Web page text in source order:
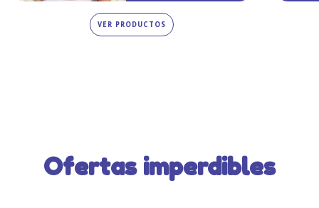
VER PRODUCTOS
Ofertas imperdibles